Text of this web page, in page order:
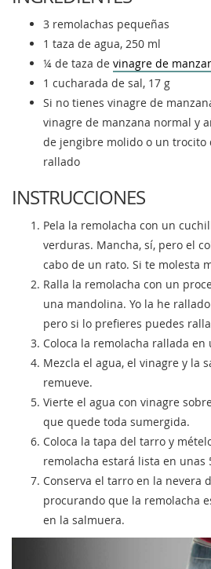
3 remolachas pequeñas
1 taza de agua, 250 ml
¼ de taza de vinagre de
1 cucharada de sal, 17 g
Si no tienes vinagre de
vinagre de manzana normal y
de jengibre molido o un trocito
rallado
INSTRUCCIONES
Pela la remolacha con un
verduras. Mancha, sí, pero el
cabo de un rato. Si te molesta
Ralla la remolacha con un
una mandolina. Yo la he
pero si lo prefieres puedes
Coloca la remolacha rallada
Mezcla el agua, el vinagre y la
remueve.
Vierte el agua con vinagre
que quede toda sumergida.
Coloca la tapa del tarro y
remolacha estará lista en unas
Conserva el tarro en la nevera
procurando que la remolacha
en la salmuera.